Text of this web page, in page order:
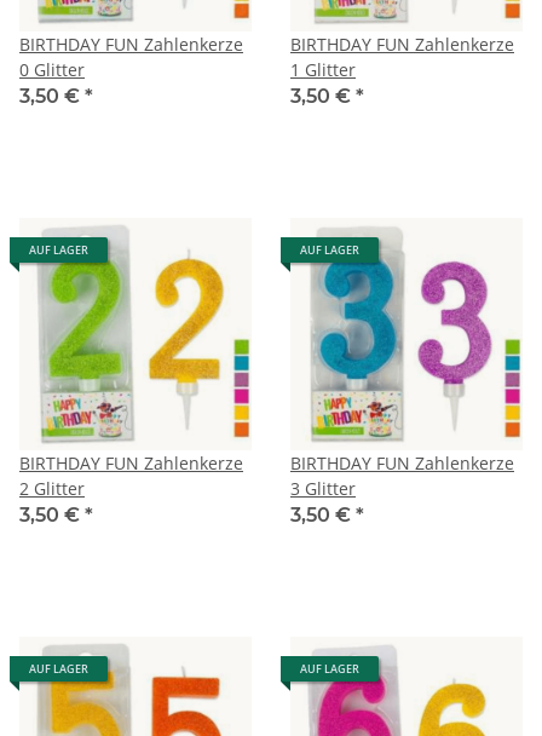
BIRTHDAY FUN Zahlenkerze
0 Glitter
3,50 € *
BIRTHDAY FUN Zahlenkerze
1 Glitter
3,50 € *
AUF LAGER
BIRTHDAY FUN Zahlenkerze
2 Glitter
3,50 € *
AUF LAGER
BIRTHDAY FUN Zahlenkerze
3 Glitter
3,50 € *
AUF LAGER AUF LAGER